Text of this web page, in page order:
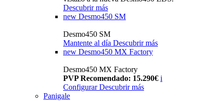
Descubrir más
new Desmo450 SM
Desmo450 SM
Mantente al día Descubrir más
new Desmo450 MX Factory
Desmo450 MX Factory
PVP Recomendado: 15.290€ i
Configurar Descubrir más
Panigale